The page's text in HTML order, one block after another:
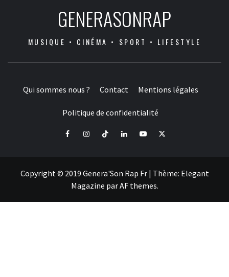
GENERASONRAP
MUSIQUE • CINÉMA • SPORT • LIFESTYLE
Qui sommes nous ? Contact Mentions légales
Politique de confidentialité
FacebookInstagramTiktok LinkedInYoutube
X
Copyright © 2019 Genera'Son Rap Fr | Thème: Elegant
Magazine parAF themes.